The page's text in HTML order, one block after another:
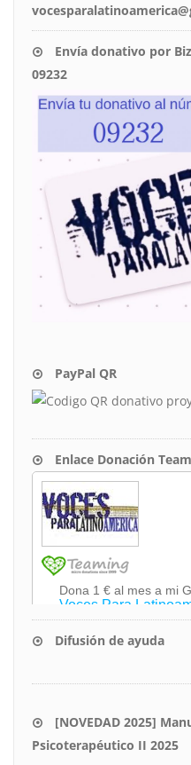
Envía donativo por
09232
PayPal QR
Enlace Donación
Difusión de ayuda
[NOVEDAD 2025]
Psicoterapéutico II 2025